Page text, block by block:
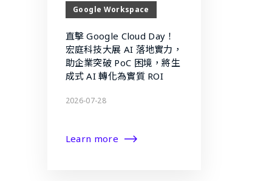
Google Workspace
直擊 Google Cloud Day！
宏庭科技大展 AI 落地實力，
助企業突破 PoC 困境，將生
成式 AI 轉化為實質 ROI
2026-07-28
Learn more